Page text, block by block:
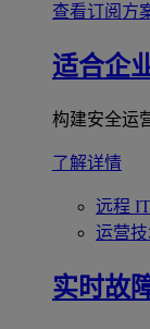
查看订阅方
适合企
构建安全运
了解详情
远程
运营
实时故